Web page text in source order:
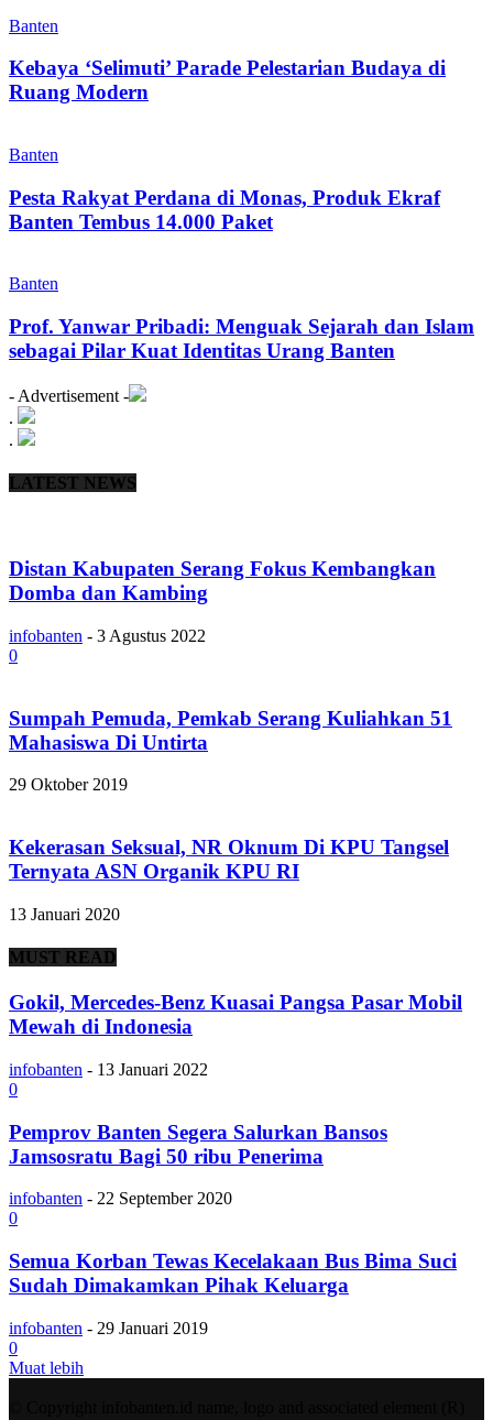
Banten
Kebaya ‘Selimuti’ Parade Pelestarian Budaya di
Ruang Modern
Banten
Pesta Rakyat Perdana di Monas, Produk Ekraf
Banten Tembus 14.000 Paket
Banten
Prof. Yanwar Pribadi: Menguak Sejarah dan Islam
sebagai Pilar Kuat Identitas Urang Banten
- Advertisement -
.
.
LATEST NEWS
Distan Kabupaten Serang Fokus Kembangkan
Domba dan Kambing
infobanten - 3 Agustus 2022
0
Sumpah Pemuda, Pemkab Serang Kuliahkan 51
Mahasiswa Di Untirta
29 Oktober 2019
Kekerasan Seksual, NR Oknum Di KPU Tangsel
Ternyata ASN Organik KPU RI
13 Januari 2020
MUST READ
Gokil, Mercedes-Benz Kuasai Pangsa Pasar Mobil
Mewah di Indonesia
infobanten - 13 Januari 2022
0
Pemprov Banten Segera Salurkan Bansos
Jamsosratu Bagi 50 ribu Penerima
infobanten - 22 September 2020
0
Semua Korban Tewas Kecelakaan Bus Bima Suci
Sudah Dimakamkan Pihak Keluarga
infobanten - 29 Januari 2019
0
Muat lebih